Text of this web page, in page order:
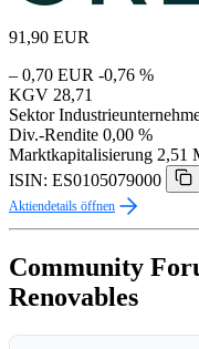
91,90 EUR
– 0,70 EUR -0,76 %
KGV 28,71
Sektor
Div.-Rendite 0,00 %
Marktkapitalisierung 2,51
ISIN: ES0105079000
Aktiendetails öffnen
Community
Renovables